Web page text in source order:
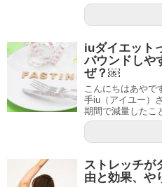
iuダイエット
バウンドしや
ぜ？￼
こんにちはあやで
手iu（アイユー）
期間で減量したこ
ストレッチが
由と効果、や